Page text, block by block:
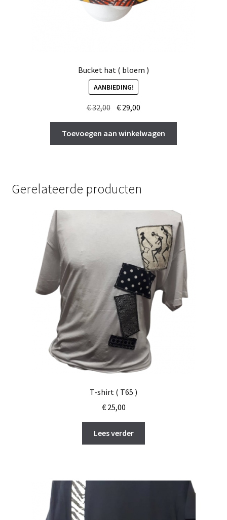
Bucket hat ( bloem )
AANBIEDING!
€32,00 Oorspronkelijke
prijs
was:
€ 32,00.
€ 29,00
prijs
is:
€ 29,00.
Toevoegen aan winkelwagen
Gerelateerde producten
T-shirt ( T65 )
€25,00
Lees verder